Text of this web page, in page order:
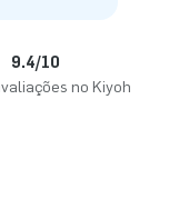
9.4/10
no Kiyoh